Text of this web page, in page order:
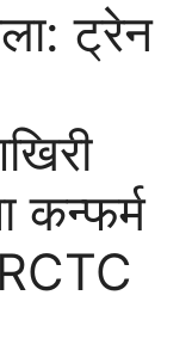
ट्रेन
कन्फर्म